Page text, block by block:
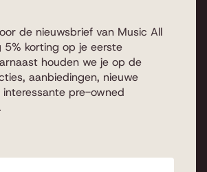
de nieuwsbrief van Music All
5% korting op je eerste
houden we je op de
aanbiedingen, nieuwe
pre-owned